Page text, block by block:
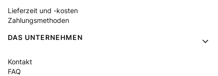
Lieferzeit und -kosten
Zahlungsmethoden
DAS UNTERNEHMEN
Kontakt
FAQ